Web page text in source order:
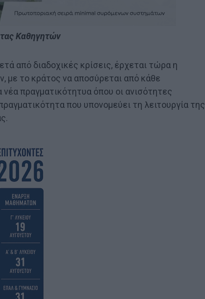
Καθηγητών
από διαδοχικές κρίσεις, έρχεται τώρα η
το κράτος να αποσύρεται από κάθε
πραγματικότητυα όπου οι ανισότητες
που υπονομεύει τη λειτουργία της